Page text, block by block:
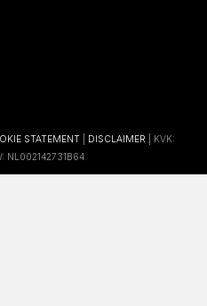
STATEMENT DISCLAIMER | KVK:
NL002142731B64